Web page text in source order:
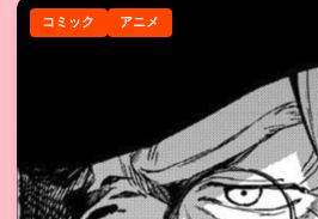
コミック アニメ